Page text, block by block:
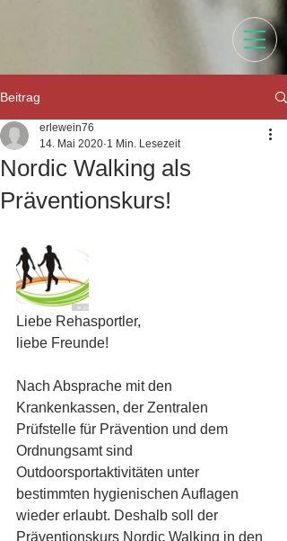
Beitrag
Nordic Walking als
Präventionskurs!
erlewein76
14. Mai 2020 1 Min. Lesezeit
Liebe Rehasportler,
liebe Freunde!
Nach Absprache mit den
Krankenkassen, der Zentralen
Prüfstelle für Prävention und dem
Ordnungsamt sind
Outdoorsportaktivitäten unter
bestimmten hygienischen Auflagen
wieder erlaubt. Deshalb soll der
Präventionskurs Nordic Walking in den